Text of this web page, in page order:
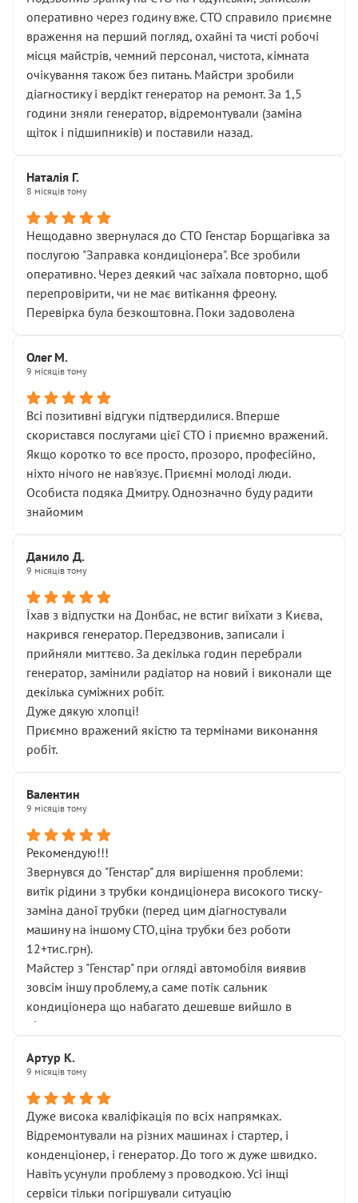
оперативно через годину вже. СТО справило приємне
враження на перший погляд, охайні та чисті робочі
місця майстрів, чемний персонал, чистота, кімната
очікування також без питань. Майстри зробили
діагностику і вердікт генератор на ремонт. За 1,5
години зняли генератор, відремонтували (заміна
щіток і підшипників) и поставили назад.
Наталія Г.
8 місяців тому
Нещодавно звернулася до СТО Генстар Борщагівка за
послугою "Заправка кондиціонера". Все зробили
оперативно. Через деякий час заїхала повторно, щоб
перепровірити, чи не має витікання фреону.
Перевірка була безкоштовна. Поки задоволена
Олег М.
9 місяців тому
Всі позитивні відгуки підтвердилися. Вперше
скористався послугами цієї СТО і приємно вражений.
Якщо коротко то все просто, прозоро, професійно,
ніхто нічого не нав'язує. Приємні молоді люди.
Особиста подяка Дмитру. Однозначно буду радити
знайомим
Данило Д.
9 місяців тому
Їхав з відпустки на Донбас, не встиг виїхати з Києва,
накрився генератор. Передзвонив, записали і
прийняли миттєво. За декілька годин перебрали
генератор, замінили радіатор на новий і виконали ще
декілька суміжних робіт.
Дуже дякую хлопці!
Приємно вражений якістю та термінами виконання
робіт.
Валентин
9 місяців тому
Рекомендую!!!
Звернувся до "Генстар" для вирішення проблеми:
витік рідини з трубки кондиціонера високого тиску-
заміна даної трубки (перед цим діагностували
машину на іншому СТО,ціна трубки без роботи
12+тис.грн).
Майстер з "Генстар" при огляді автомобіля виявив
зовсім іншу проблему,а саме потік сальник
кондиціонера що набагато дешевше вийшло в
підсумку.
Артур К.
9 місяців тому
Дуже висока кваліфікація по всіх напрямках.
Відремонтували на різних машинах і стартер, і
конденціонер, і генератор. До того ж дуже швидко.
Навіть усунули проблему з проводкою. Усі інщі
сервіси тільки погіршували ситуацію